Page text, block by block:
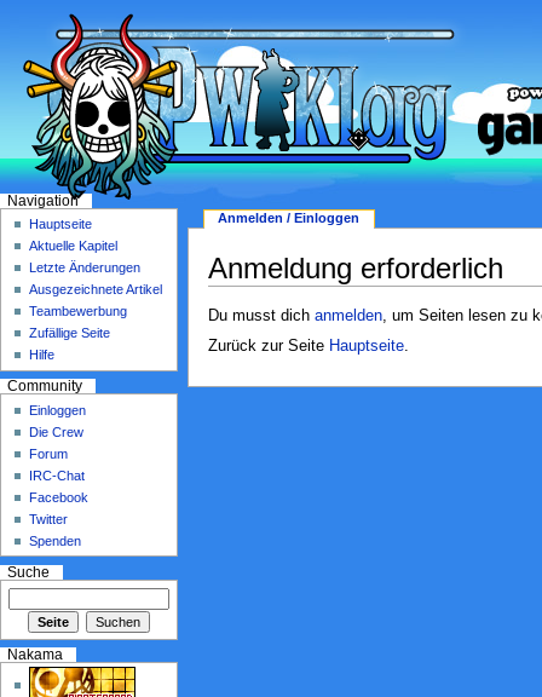
Anmeldung erforderlich
Du musst dich anmelden, um Seiten lesen zu
Zurück zur Seite Hauptseite.
Anmelden / Einloggen
Navigation
Hauptseite
Aktuelle Kapitel
Letzte Änderungen
Ausgezeichnete Artikel
Teambewerbung
Zufällige Seite
Hilfe
Community
Einloggen
Die Crew
Forum
IRC-Chat
Facebook
Twitter
Spenden
Suche
Nakama